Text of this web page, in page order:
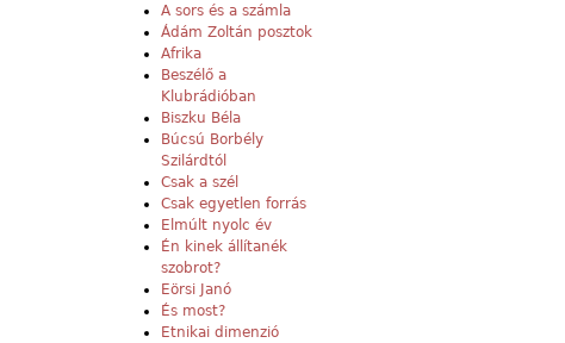
A sors és a számla
Ádám Zoltán posztok
Afrika
Beszélő a
Klubrádióban
Biszku Béla
Búcsú Borbély
Szilárdtól
Csak a szél
Csak egyetlen forrás
Elmúlt nyolc év
Én kinek állítanék
szobrot?
Eörsi Janó
És most?
Etnikai dimenzió